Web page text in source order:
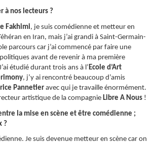
à nos lecteurs ?
Fakhimi, je suis comédienne et metteur en
en Iran, mais j’ai grandi à Saint-Germain-
parcours car j’ai commencé par faire une
avant de revenir à ma première
étudié durant trois ans à l’ Ecole d’Art
, j’y ai rencontré beaucoup d’amis
Pannetieravec qui je travaille énormément.
artistique de la compagnie Libre A Nous !
la mise en scène et être comédienne ;
?
Je suis devenue metteur en scène car on